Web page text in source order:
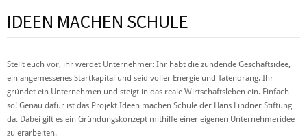
IDEEN MACHEN SCHULE
Stellt euch vor, ihr werdet Unternehmer: Ihr habt die zündende Geschäftsidee,
ein angemessenes Startkapital und seid voller Energie und Tatendrang. Ihr
gründet ein Unternehmen und steigt in das reale Wirtschaftsleben ein. Einfach
so! Genau dafür ist das Projekt Ideen machen Schule der Hans Lindner Stiftung
da. Dabei gilt es ein Gründungskonzept mithilfe einer eigenen Unternehmeridee
zu erarbeiten.